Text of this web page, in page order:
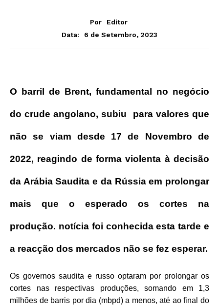
Por
Editor
Data:
6 de Setembro, 2023
O barril de Brent, fundamental no negócio
do crude angolano, subiu para valores que
não se viam desde 17 de Novembro de
2022, reagindo de forma violenta à decisão
da Arábia Saudita e da Rússia em prolongar
mais que o esperado os cortes na
produção. notícia foi conhecida esta tarde e
a reacção dos mercados não se fez esperar.
Os governos saudita e russo optaram por prolongar os
cortes nas respectivas produções, somando em 1,3
milhões de barris por dia (mbpd) a menos, até ao final do